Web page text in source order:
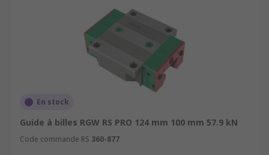
En stock
Guide à billes RGW RS PRO 124 mm 100 mm 57.9 kN
Code commande RS 360-877